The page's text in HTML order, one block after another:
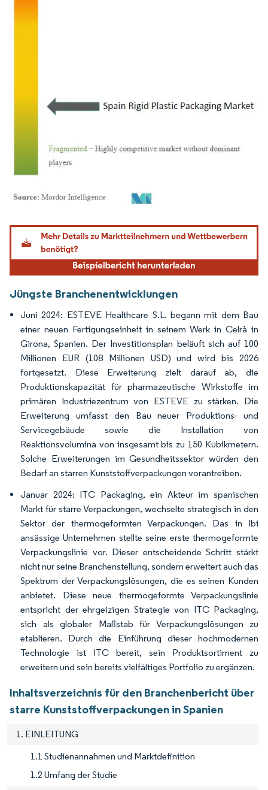
Bild © Mordor Intelligence. Wiederverwendung erfordert Namensnennung gemäß
Jüngste Branchenentwicklungen
Juni 2024: ESTEVE Healthcare S.L. begann mit dem Bau
einer neuen Fertigungseinheit in seinem Werk in Celrà in
Girona, Spanien. Der Investitionsplan beläuft sich auf 100
Millionen EUR (108 Millionen USD) und wird bis 2026
fortgesetzt. Diese Erweiterung zielt darauf ab, die
Produktionskapazität für pharmazeutische Wirkstoffe im
primären Industriezentrum von ESTEVE zu stärken. Die
Erweiterung umfasst den Bau neuer Produktions- und
Servicegebäude sowie die Installation von
Reaktionsvolumina von insgesamt bis zu 150 Kubikmetern.
Solche Erweiterungen im Gesundheitssektor würden den
Bedarf an starren Kunststoffverpackungen vorantreiben.
Januar 2024: ITC Packaging, ein Akteur im spanischen
Markt für starre Verpackungen, wechselte strategisch in den
Sektor der thermogeformten Verpackungen. Das in Ibi
ansässige Unternehmen stellte seine erste thermogeformte
Verpackungslinie vor. Dieser entscheidende Schritt stärkt
nicht nur seine Branchenstellung, sondern erweitert auch das
Spektrum der Verpackungslösungen, die es seinen Kunden
anbietet. Diese neue thermogeformte Verpackungslinie
entspricht der ehrgeizigen Strategie von ITC Packaging,
sich als globaler Maßstab für Verpackungslösungen zu
etablieren. Durch die Einführung dieser hochmodernen
Technologie ist ITC bereit, sein Produktsortiment zu
erweitern und sein bereits vielfältiges Portfolio zu ergänzen.
Inhaltsverzeichnis für den Branchenbericht über
starre Kunststoffverpackungen in Spanien
1. EINLEITUNG
1.1 Studienannahmen und Marktdefinition
1.2 Umfang der Studie